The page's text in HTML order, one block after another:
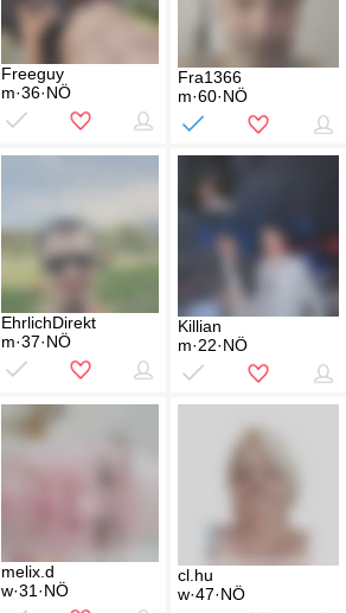
Freeguy
m·36·NÖ
Fra1366
m·60·NÖ
EhrlichDirekt
m·37·NÖ
Killian
m·22·NÖ
melix.d
w·31·NÖ
cl.hu
w·47·NÖ